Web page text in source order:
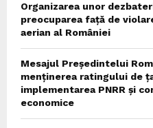
Organizarea unor
preocuparea față de
aerian al României
Mesajul Președintelui
menținerea ratingului de
implementarea PNRR și
economice